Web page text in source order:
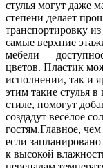
стулья могут даже
степени делает
транспортировку
самые верхние
мебели —
цветов. Пластик
исполнении, так и
этим такие стулья
стиле, помогут
создадут весёлое
гостям.Главное,
если
к высокой